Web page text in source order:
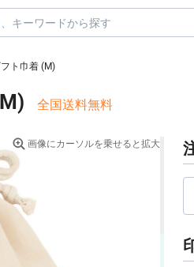
ト巾着 (M)
全国送料無料
画像にカーソルを乗せると拡大